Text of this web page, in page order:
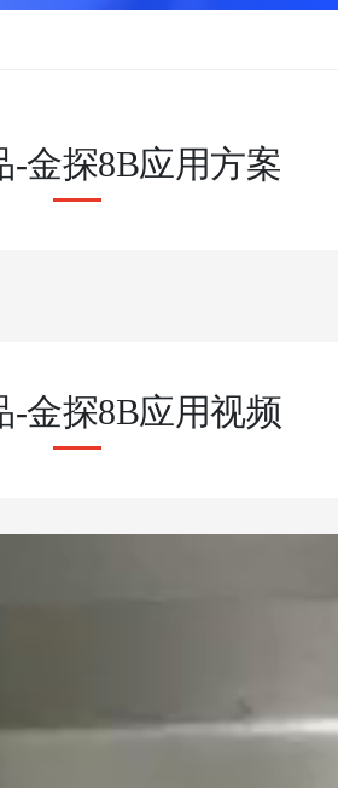
-金探8B应用方案
-金探8B应用视频